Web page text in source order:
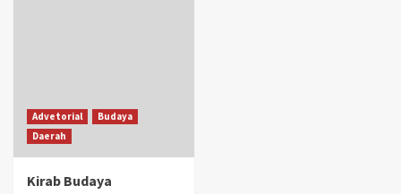
Advetorial
Budaya
Daerah
Kirab Budaya